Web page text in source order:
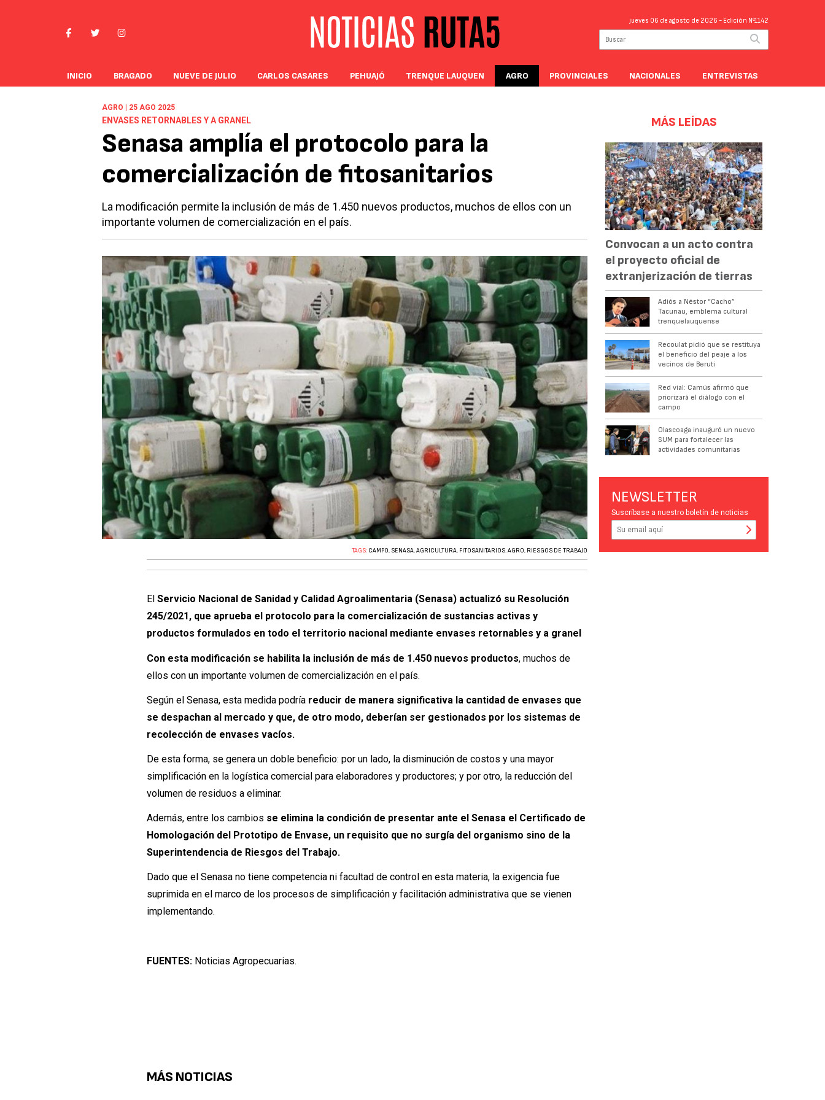
jueves 06 de agosto de 2026 - Edición Nº1142
INICIO BRAGADO NUEVE DE JULIO CARLOS CASARES PEHUAJÓ TRENQUE LAUQUEN AGRO PROVINCIALES NACIONALES ENTREVISTAS
AGRO | 25 AGO 2025
ENVASES RETORNABLES Y A GRANEL
Senasa amplía el protocolo para la
comercialización de fitosanitarios
La modificación permite la inclusión de más de 1.450 nuevos productos, muchos de ellos con un
importante volumen de comercialización en el país.
TAGS: CAMPO, SENASA,AGRICULTURA, FITOSANITARIOS. AGRO, RIESGOS DE TRABAJO
ElServicio Nacional de Sanidad y Calidad Agroalimentaria (Senasa) actualizó su Resolución
245/2021, que aprueba el protocolo para la comercialización de sustancias activas y
productos formulados en todo el territorio nacional mediante envases retornables y a granel
Con esta modificación se habilita la inclusión de más de 1.450 nuevos productos, muchos de
ellos con un importante volumen de comercialización en el país.
Según el Senasa, esta medida podría reducir de manera significativa la cantidad de envases que
se despachan al mercado y que, de otro modo, deberían ser gestionados por los sistemas de
recolección de envases vacíos.
De esta forma, se genera un doble beneficio: por un lado, la disminución de costos y una mayor
simplificación en la logística comercial para elaboradores y productores; y por otro, la reducción del
volumen de residuos a eliminar.
Además, entre los cambios se elimina la condición de presentar ante el Senasa el Certificado de
Homologación del Prototipo de Envase, un requisito que no surgía del organismo sino de la
Superintendencia de Riesgos del Trabajo.
Dado que el Senasa no tiene competencia ni facultad de control en esta materia, la exigencia fue
suprimida en el marco de los procesos de simplificación y facilitación administrativa que se vienen
implementando.
FUENTES: Noticias Agropecuarias.
MÁS NOTICIAS
MÁS LEÍDAS
Convocan a un acto contra
el proyecto oficial de
extranjerización de tierras
Adiós a Néstor “Cacho”
Tacunau, emblema cultural
trenquelauquense
Recoulat pidió que se restituya
el beneficio del peaje a los
vecinos de Beruti
Red vial: Camús afirmó que
priorizará el diálogo con el
campo
Olascoaga inauguró un nuevo
SUM para fortalecer las
actividades comunitarias
NEWSLETTER
Suscríbase a nuestro boletín de noticias